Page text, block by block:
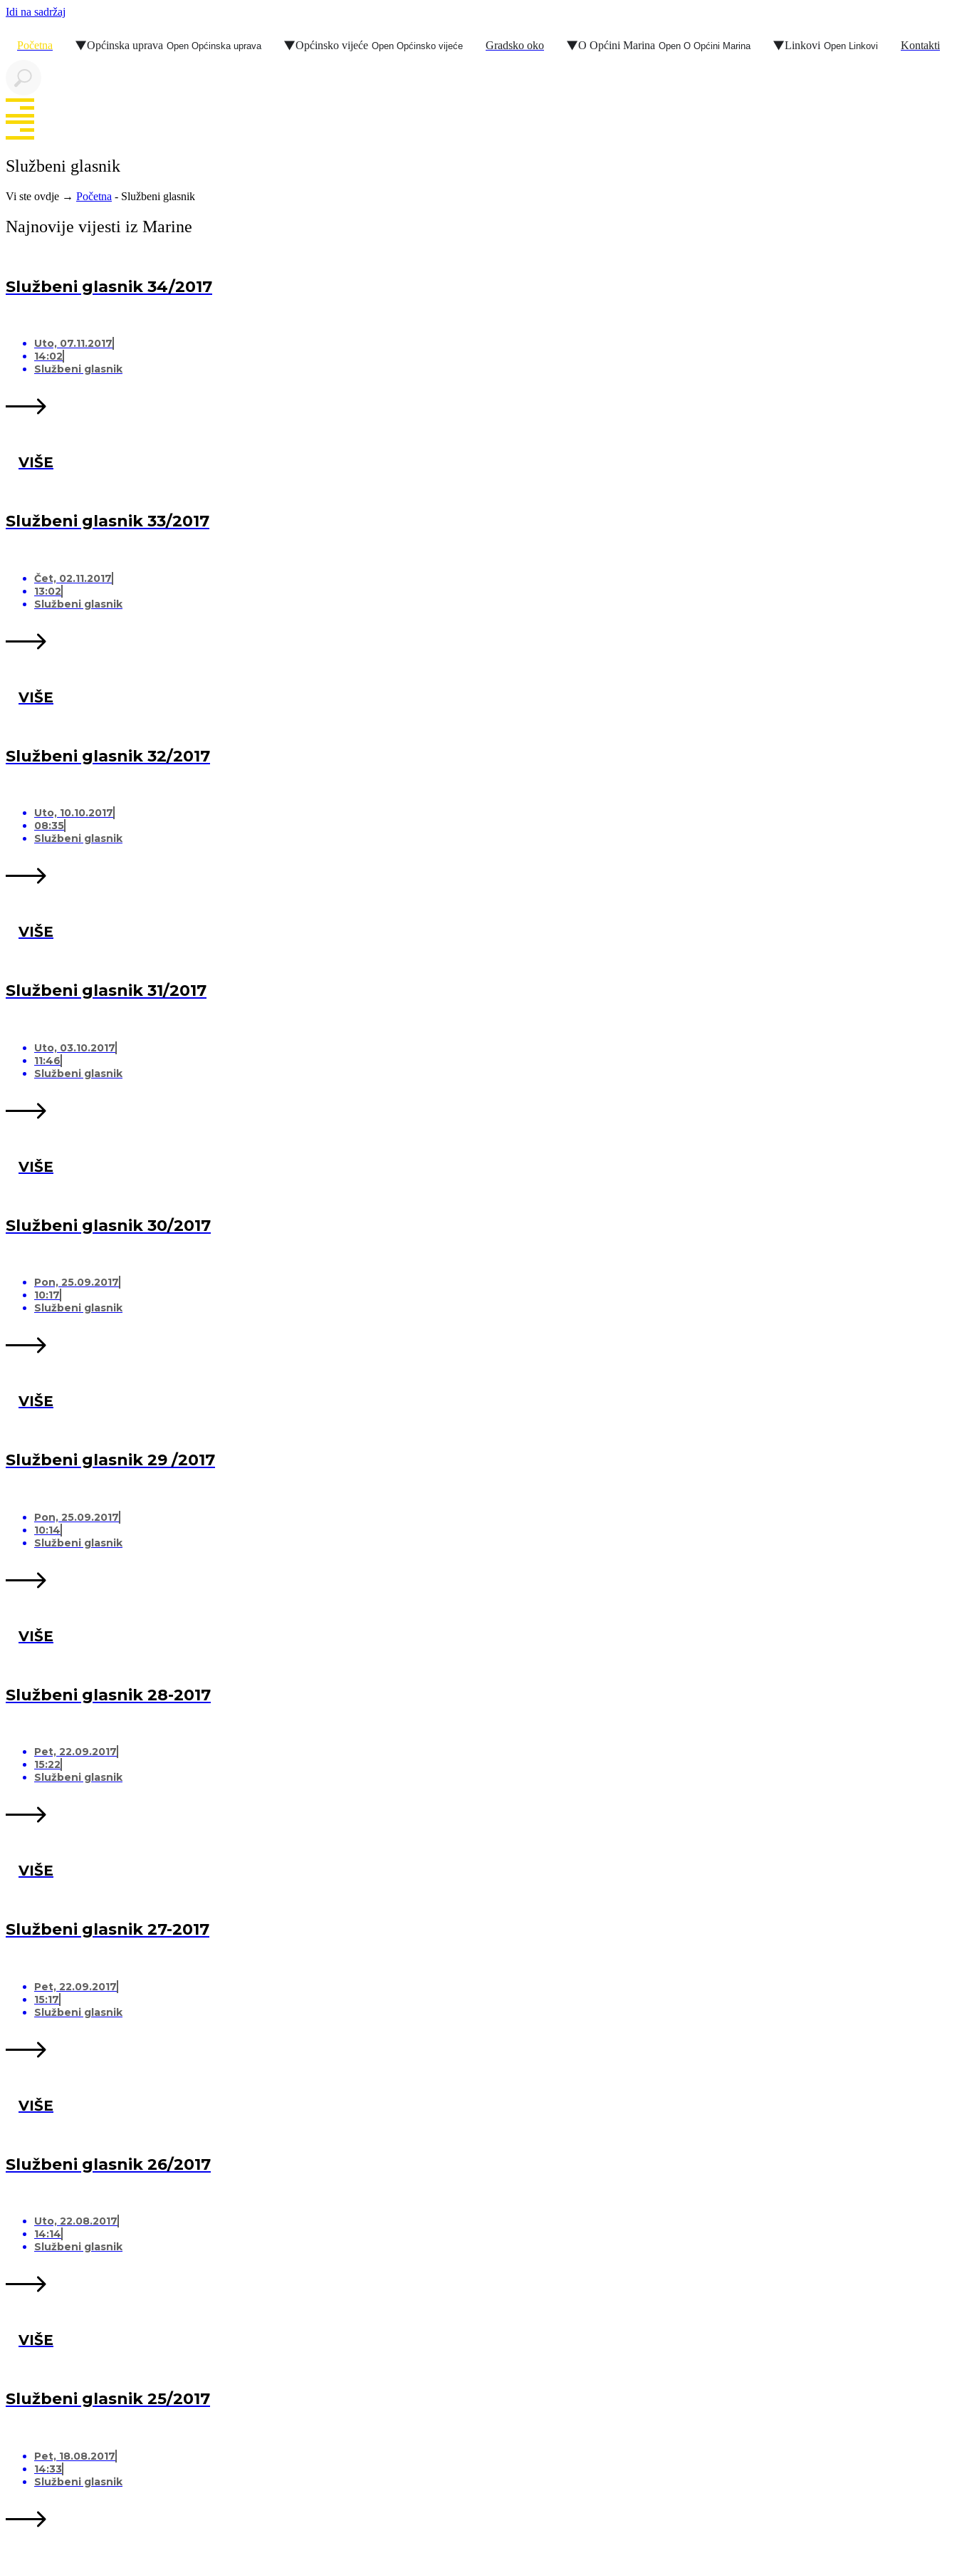
Idi na sadržaj
Početna Općinska uprava Open Općinska uprava Općinsko vijeće Open Općinsko vijeće Gradsko oko O Općini Marina Open O Općini Marina Linkovi Open Linkovi Kontakti
Službeni glasnik
Vi ste ovdje → Početna - Službeni glasnik
Najnovije vijesti iz Marine
Službeni glasnik 34/2017
Uto, 07.11.2017
14:02
Službeni glasnik
VIŠE
Službeni glasnik 33/2017
Čet, 02.11.2017
13:02
Službeni glasnik
VIŠE
Službeni glasnik 32/2017
Uto, 10.10.2017
08:35
Službeni glasnik
VIŠE
Službeni glasnik 31/2017
Uto, 03.10.2017
11:46
Službeni glasnik
VIŠE
Službeni glasnik 30/2017
Pon, 25.09.2017
10:17
Službeni glasnik
VIŠE
Službeni glasnik 29 /2017
Pon, 25.09.2017
10:14
Službeni glasnik
VIŠE
Službeni glasnik 28-2017
Pet, 22.09.2017
15:22
Službeni glasnik
VIŠE
Službeni glasnik 27-2017
Pet, 22.09.2017
15:17
Službeni glasnik
VIŠE
Službeni glasnik 26/2017
Uto, 22.08.2017
14:14
Službeni glasnik
VIŠE
Službeni glasnik 25/2017
Pet, 18.08.2017
14:33
Službeni glasnik